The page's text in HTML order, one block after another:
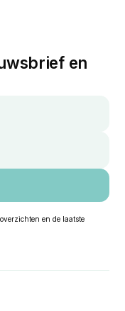
en
en de laatste